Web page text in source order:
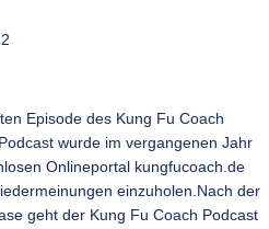
Episode des Kung Fu Coach
wurde im vergangenen Jahr
Onlineportal kungfucoach.de
einzuholen.Nach der
geht der Kung Fu Coach Podcast